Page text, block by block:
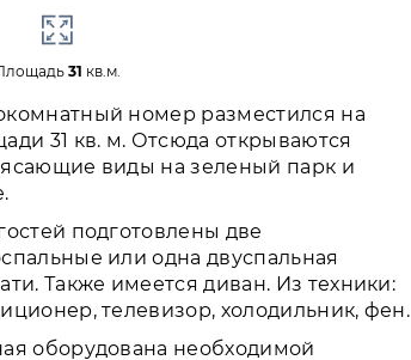
31 кв.м.
номер разместился на
31 кв. м. Отсюда открываются
виды на зеленый парк и
подготовлены две
или одна двуспальная
Также имеется диван. Из техники:
телевизор, холодильник, фен.
оборудована необходимой